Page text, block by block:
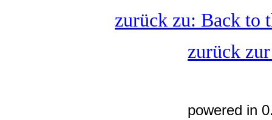
zurück zu: Back to
zurück
powered in